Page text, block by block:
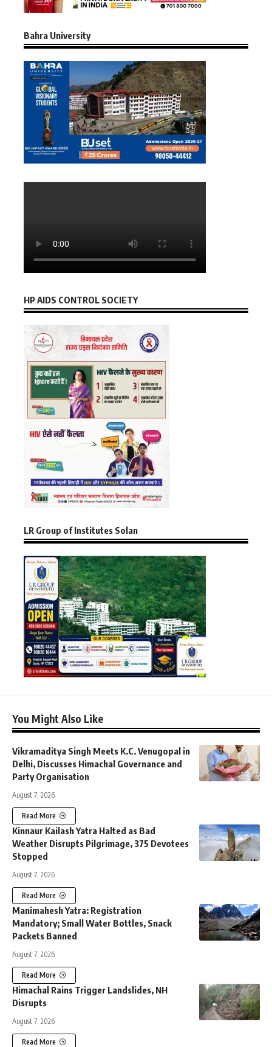
Bahra University
HP AIDS CONTROL SOCIETY
LR Group of Institutes Solan
You Might Also Like
Vikramaditya Singh Meets K.C. Venugopal in
Delhi, Discusses Himachal Governance and
Party Organisation
August 7, 2026
Read More
Kinnaur Kailash Yatra Halted as Bad
Weather Disrupts Pilgrimage, 375 Devotees
Stopped
August 7, 2026
Read More
Manimahesh Yatra: Registration
Mandatory; Small Water Bottles, Snack
Packets Banned
August 7, 2026
Read More
Himachal Rains Trigger Landslides, NH
Disrupts
August 7, 2026
Read More